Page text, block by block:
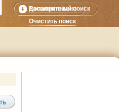
Расширенный поиск
Очистить поиск
Дополнительно